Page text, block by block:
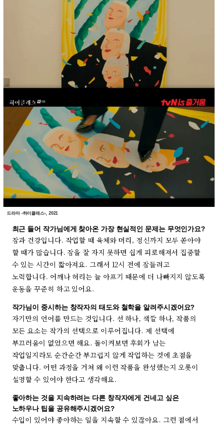
드라마 ‹하이클래스›, 2021
최근 들어 작가님에게 찾아온 가장 현실적인 문제는 무엇인가요?
잠과 건강입니다. 작업할 때 육체와 머리, 정신까지 모두 쏟아야
할 때가 많습니다. 잠을 잘 자지 못하면 쉽게 피로해져서 집중할
수 있는 시간이 짧아져요. 그래서 12시 전에 잠들려고
노력합니다. 어깨나 허리는 늘 아프기 때문에 더 나빠지지 않도록
운동을 꾸준히 하고 있어요.
작가님이 중시하는 창작자의 태도와 철학을 알려주시겠어요?
자기만의 언어를 만드는 것입니다. 선 하나, 색깔 하나, 작품의
모든 요소는 작가의 선택으로 이루어집니다. 제 선택에
부끄러움이 없었으면 해요. 돌이켜보면 후회가 남는
작업일지라도 순간순간 부끄럽지 않게 작업하는 것에 초점을
맞춥니다. 어떤 과정을 거쳐 왜 이런 작품을 완성했는지 오롯이
설명할 수 있어야 한다고 생각해요.
좋아하는 것을 지속하려는 다른 창작자에게 건네고 싶은
노하우나 팁을 공유해주시겠어요?
수입이 있어야 좋아하는 일을 지속할 수 있잖아요. 그런 점에서